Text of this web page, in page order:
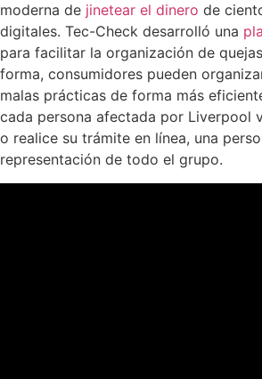
moderna de jinetear el dinero de
digitales. Tec-Check desarrolló una
para facilitar la organización de
forma, consumidores pueden
malas prácticas de forma más
cada persona afectada por Liverpool
o realice su trámite en línea, una
representación de todo el grupo.